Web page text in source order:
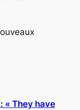
« They have